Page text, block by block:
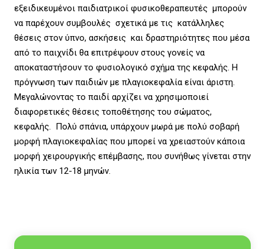
εξειδικευμένοι παιδιατρικοί φυσικοθεραπευτές μπορούν
να παρέχουν συμβουλές σχετικά με τις κατάλληλες
θέσεις στον ύπνο, ασκήσεις και δραστηριότητες που μέσα
από το παιχνίδι θα επιτρέψουν στους γονείς να
αποκαταστήσουν το φυσιολογικό σχήμα της κεφαλής. Η
πρόγνωση των παιδιών με πλαγιοκεφαλία είναι άριστη.
Μεγαλώνοντας το παιδί αρχίζει να χρησιμοποιεί
διαφορετικές θέσεις τοποθέτησης του σώματος,
κεφαλής. Πολύ σπάνια, υπάρχουν μωρά με πολύ σοβαρή
μορφή πλαγιοκεφαλίας που μπορεί να χρειαστούν κάποια
μορφή χειρουργικής επέμβασης, που συνήθως γίνεται στην
ηλικία των 12-18 μηνών.